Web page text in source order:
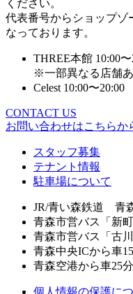
ください。
代表番号からショップゾ
なっております。
THREE本館 10:00〜
※一部異なる店舗あ
Celest 10:00〜20:00
CONTACT US
お問い合わせはこちらか
スタッフ募集
テナント情報
駐車場について
JR/青い森鉄道 青
青森市営バス「新
青森市営バス「古
青森中央ICから車
青森空港から車25分
個人情報の保護に